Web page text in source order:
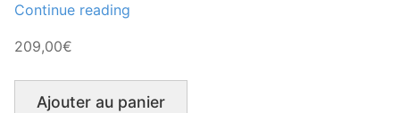
Continue reading
209,00€
Ajouter au panier